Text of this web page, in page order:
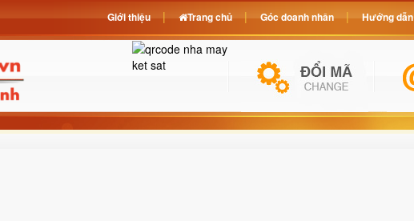
Giới thiệu Trang chủ Góc doanh nhân Hướng